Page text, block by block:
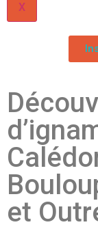
X
et